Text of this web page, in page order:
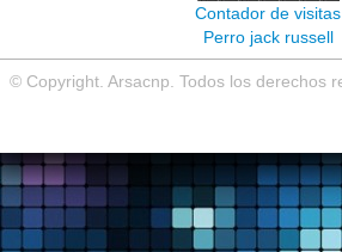
Contador de visitas
Perro jack russell
© Copyright. Arsacnp. Todos los derechos